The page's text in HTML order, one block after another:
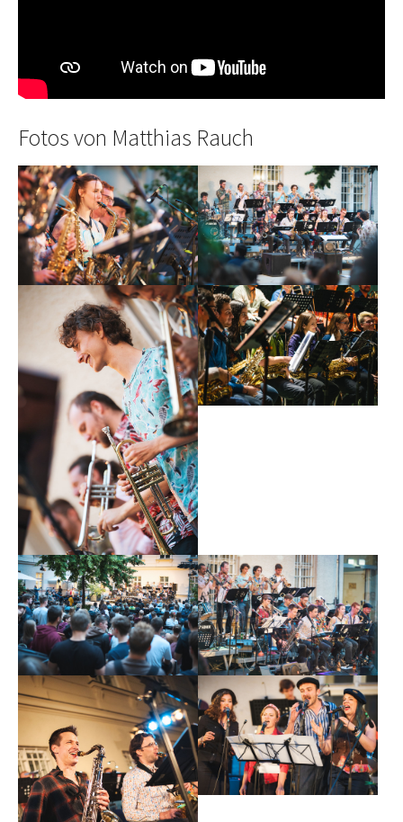
Fotos von Matthias Rauch
Show larger version Show larger version
Show larger version Show larger version
Show larger version Show larger version
Show larger version Show larger version